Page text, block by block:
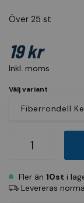
Över 25 st
Inkl. moms
19 kr
Välj variant
Fler än 10st i
Levereras